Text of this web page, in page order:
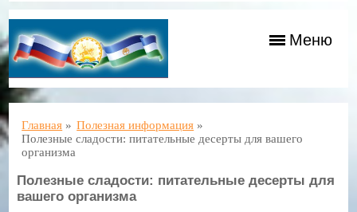
Меню
Главная » Полезная информация »
Полезные сладости: питательные десерты для вашего
организма
Полезные сладости: питательные десерты для
вашего организма